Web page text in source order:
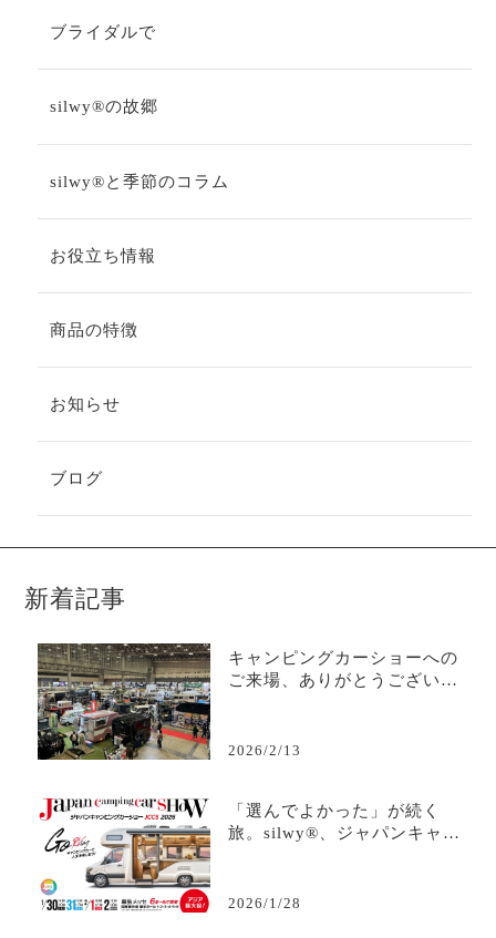
ブライダルで
silwy®の故郷
silwy®と季節のコラム
お役立ち情報
商品の特徴
お知らせ
ブログ
新着記事
キャンピングカーショーへの
ご来場、ありがとうございま
2026/2/13
「選んでよかった」が続く
旅。silwy®、ジャパンキャン
2026/1/28